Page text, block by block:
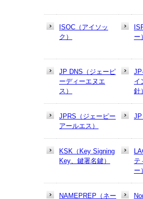
ISOC（アイソッ
ク）
ー
JP DNS（ジェーピ
ーディーエヌエ
ス）
イ
針
JPRS（ジェーピー
アールエス）
JP
KSK（Key Signing
Key、鍵署名鍵）
テ
ー
NAMEPREP（ネー